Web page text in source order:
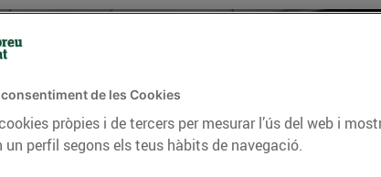
de les Cookies
pròpies i de tercers per mesurar l’ús del web i
un perfil segons els teus hàbits de navegació.